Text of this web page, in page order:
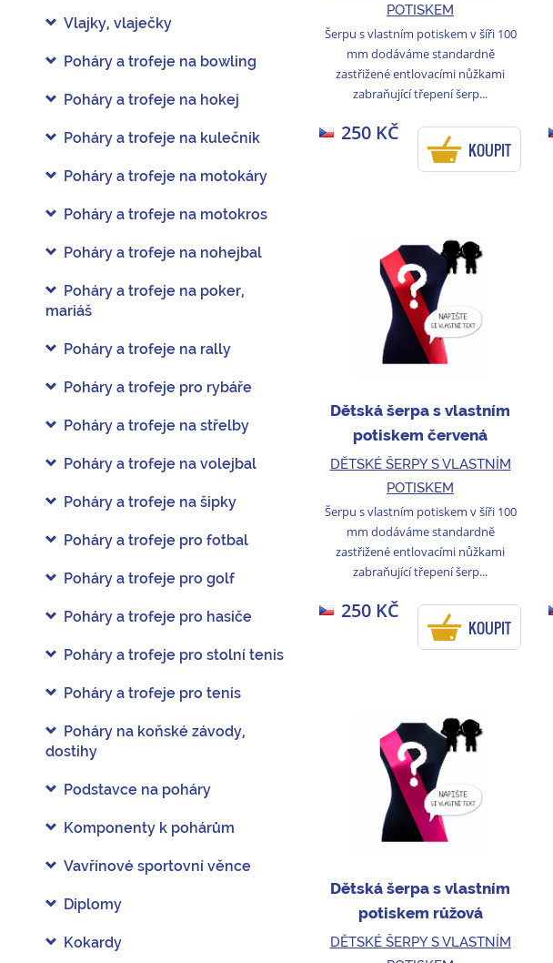
Vlajky, vlaječky
Poháry a trofeje na bowling
Poháry a trofeje na hokej
Poháry a trofeje na kulečník
Poháry a trofeje na motokáry
Poháry a trofeje na motokros
Poháry a trofeje na nohejbal
Poháry a trofeje na poker,
mariáš
Poháry a trofeje na rally
Poháry a trofeje pro rybáře
Poháry a trofeje na střelby
Poháry a trofeje na volejbal
Poháry a trofeje na šipky
Poháry a trofeje pro fotbal
Poháry a trofeje pro golf
Poháry a trofeje pro hasiče
Poháry a trofeje pro stolní tenis
Poháry a trofeje pro tenis
Poháry na koňské závody,
dostihy
Podstavce na poháry
Komponenty k pohárům
Vavřínové sportovní věnce
Diplomy
Kokardy
POTISKEM
Šerpu s vlastním potiskem v šíři 100
mm dodáváme standardně
zastřižené entlovacími nůžkami
zabraňující třepení šerp...
250 KČ
KOUPIT
Dětská šerpa s vlastním
potiskem červená
DĚTSKÉ ŠERPY S VLASTNÍM
POTISKEM
Šerpu s vlastním potiskem v šíři 100
mm dodáváme standardně
zastřižené entlovacími nůžkami
zabraňující třepení šerp...
250 KČ
KOUPIT
Dětská šerpa s vlastním
potiskem růžová
DĚTSKÉ ŠERPY S VLASTNÍM